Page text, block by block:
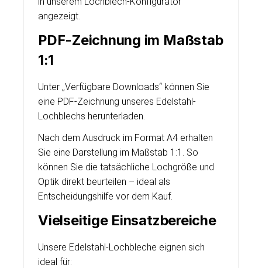
angezeigt.
PDF-Zeichnung im Maßstab
1:1
Unter „Verfügbare Downloads“ können Sie
eine PDF-Zeichnung unseres Edelstahl-
Lochblechs herunterladen.
Nach dem Ausdruck im Format A4 erhalten
Sie eine Darstellung im Maßstab 1:1. So
können Sie die tatsächliche Lochgröße und
Optik direkt beurteilen – ideal als
Entscheidungshilfe vor dem Kauf.
Vielseitige Einsatzbereiche
Unsere Edelstahl-Lochbleche eignen sich
ideal für: